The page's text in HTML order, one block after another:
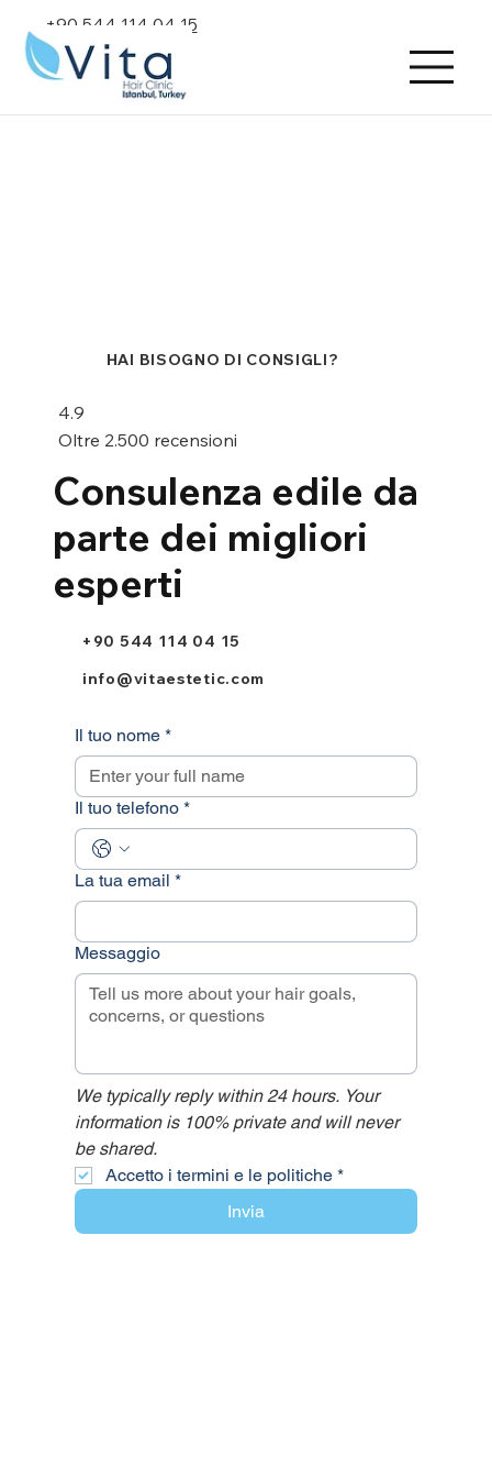
+90 544 114 04 15
HAI BISOGNO DI CONSIGLI?
4.9
Oltre 2.500 recensioni
Consulenza edile da
parte dei migliori
esperti
+90 544 114 04 15
info@vitaestetic.com
Il tuo nome *
Il tuo telefono *
La tua email *
Messaggio
We typically reply within 24 hours. Your
information is 100% private and will never
be shared.
Accetto i termini e le politiche *
Invia